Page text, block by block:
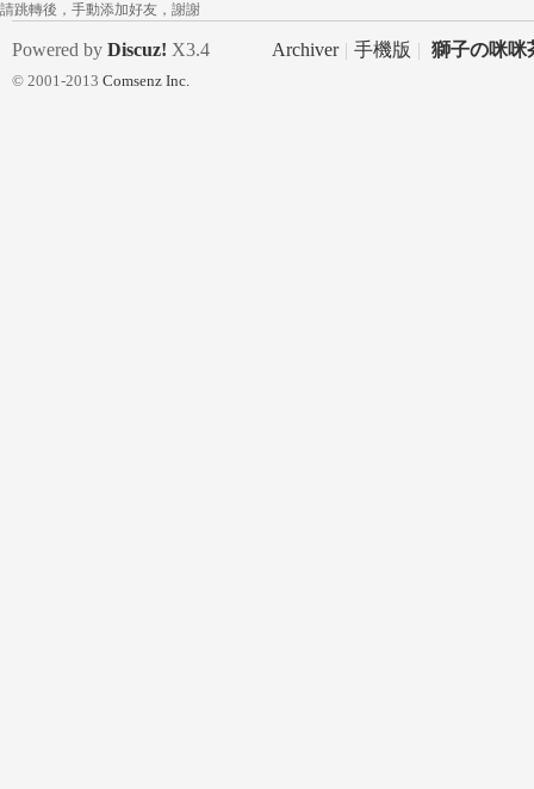
~
請跳轉後，手動添加好友，謝謝
Archiver | 手機版 | 獅子の咪咪
Powered by Discuz! X3.4
© 2001-2013 Comsenz Inc.